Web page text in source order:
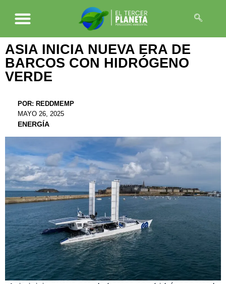
ASIA INICIA NUEVA ERA DE
BARCOS CON HIDRÓGENO
VERDE
POR: REDDMEMP
MAYO 26, 2025
ENERGÍA